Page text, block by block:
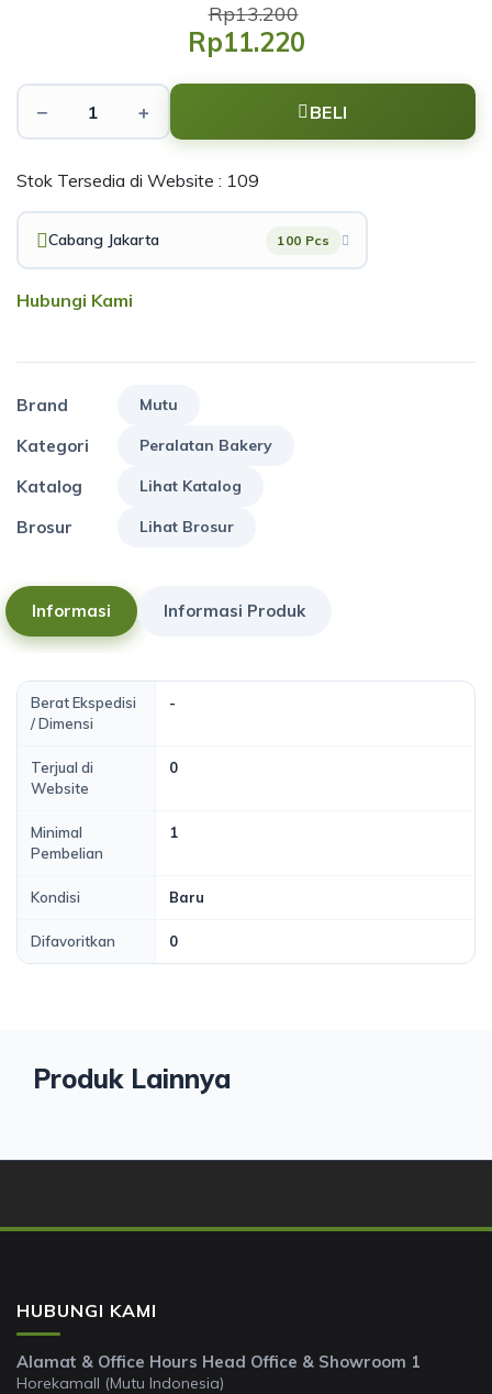
Rp13.200
Rp11.220
− + BELI
Stok Tersedia di Website : 109
Cabang Jakarta 100 Pcs
Hubungi Kami
Brand Mutu
Kategori Peralatan Bakery
Katalog Lihat Katalog
Brosur Lihat Brosur
Informasi Informasi Produk
Berat Ekspedisi
/ Dimensi
-
Terjual di
Website
0
Minimal
Pembelian
1
Kondisi Baru
Difavoritkan 0
Produk Lainnya
HUBUNGI KAMI
Alamat & Office Hours Head Office & Showroom 1
Horekamall (Mutu Indonesia)